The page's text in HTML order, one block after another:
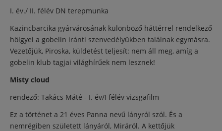
I. év./ II. félév DN terepmunka
Kazincbarcika gyárvárosának különböző háttérrel rendelkező
hölgyei a gobelin iránti szenvedélyükben találnak egymásra.
Vezetőjük, Piroska, küldetést teljesít: nem áll meg, amíg a
gobelin klub tagjai világhírűek nem lesznek!
Misty cloud
rendező: Takács Máté - I. év/I félév vizsgafilm
Ez a történet a 21 éves Panna nevű lányról szól. És a
nemrégiben született lányáról, Miráról. A kettőjük